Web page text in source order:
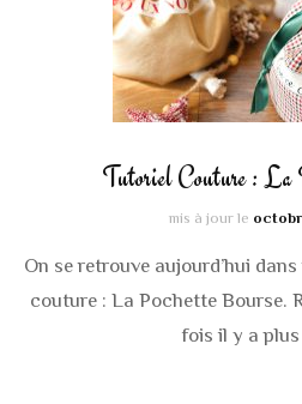
Tutoriel Couture : La
mis à jour le
On se retrouve aujourd’hui
couture : La Pochette Bourse.
fois il y a